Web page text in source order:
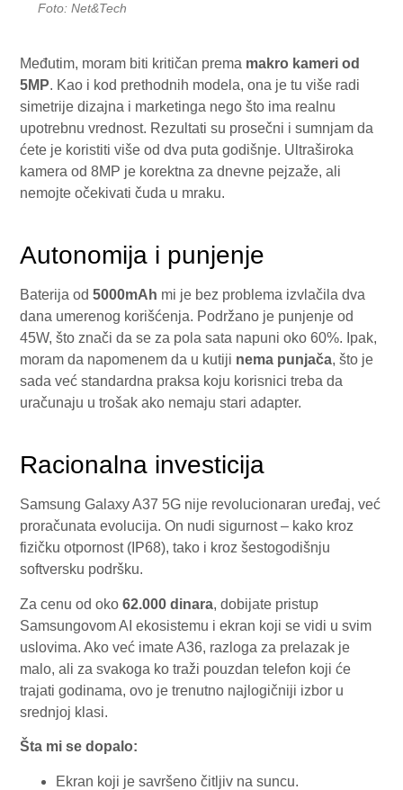
Foto: Net&Tech
Međutim, moram biti kritičan prema makro kameri od
5MP. Kao i kod prethodnih modela, ona je tu više radi
simetrije dizajna i marketinga nego što ima realnu
upotrebnu vrednost. Rezultati su prosečni i sumnjam da
ćete je koristiti više od dva puta godišnje. Ultraširoka
kamera od 8MP je korektna za dnevne pejzaže, ali
nemojte očekivati čuda u mraku.
Autonomija i punjenje
Baterija od5000mAh mi je bez problema izvlačila dva
dana umerenog korišćenja. Podržano je punjenje od
45W, što znači da se za pola sata napuni oko 60%. Ipak,
moram da napomenem da u kutiji nema punjača, što je
sada već standardna praksa koju korisnici treba da
uračunaju u trošak ako nemaju stari adapter.
Racionalna investicija
Samsung Galaxy A37 5G nije revolucionaran uređaj, već
proračunata evolucija. On nudi sigurnost – kako kroz
fizičku otpornost (IP68), tako i kroz šestogodišnju
softversku podršku.
Za cenu od oko62.000 dinara, dobijate pristup
Samsungovom AI ekosistemu i ekran koji se vidi u svim
uslovima. Ako već imate A36, razloga za prelazak je
malo, ali za svakoga ko traži pouzdan telefon koji će
trajati godinama, ovo je trenutno najlogičniji izbor u
srednjoj klasi.
Šta mi se dopalo:
Ekran koji je savršeno čitljiv na suncu.